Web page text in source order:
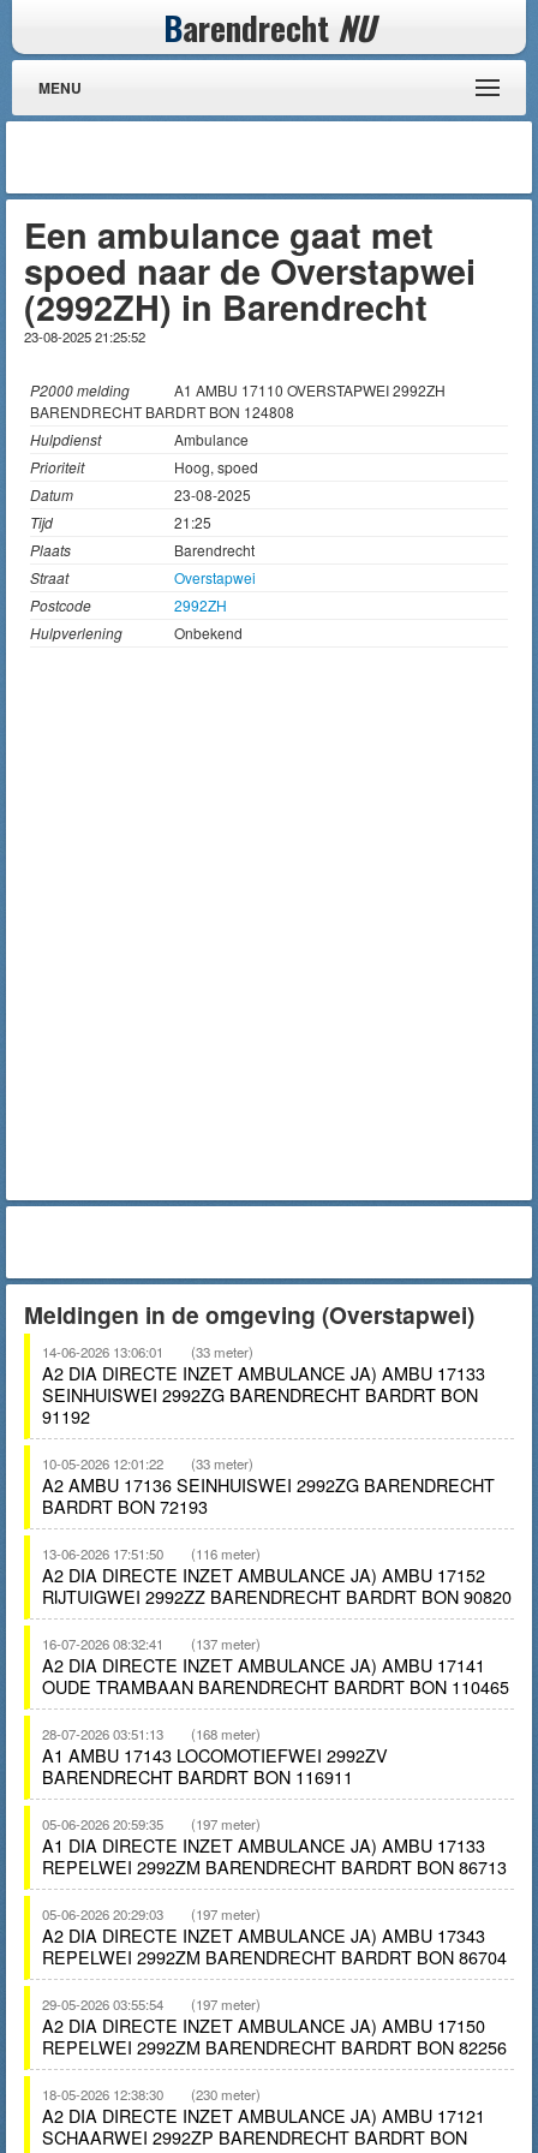
Barendrecht NU
MENU
Een ambulance gaat met
spoed naar de Overstapwei
(2992ZH) in Barendrecht
23-08-2025 21:25:52
P2000 melding
A1 AMBU 17110 OVERSTAPWEI 2992ZH
BARENDRECHT BARDRT BON 124808
Hulpdienst
Ambulance
Prioriteit
Hoog, spoed
Datum
23-08-2025
Tijd
21:25
Plaats
Barendrecht
Straat
Overstapwei
Postcode
2992ZH
Hulpverlening
Onbekend
Meldingen in de omgeving (Overstapwei)
14-06-2026 13:06:01 (33 meter)
A2 DIA DIRECTE INZET AMBULANCE JA) AMBU 17133
SEINHUISWEI 2992ZG BARENDRECHT BARDRT BON
91192
10-05-2026 12:01:22 (33 meter)
A2 AMBU 17136 SEINHUISWEI 2992ZG BARENDRECHT
BARDRT BON 72193
13-06-2026 17:51:50 (116 meter)
A2 DIA DIRECTE INZET AMBULANCE JA) AMBU 17152
RIJTUIGWEI 2992ZZ BARENDRECHT BARDRT BON 90820
16-07-2026 08:32:41 (137 meter)
A2 DIA DIRECTE INZET AMBULANCE JA) AMBU 17141
OUDE TRAMBAAN BARENDRECHT BARDRT BON 110465
28-07-2026 03:51:13 (168 meter)
A1 AMBU 17143 LOCOMOTIEFWEI 2992ZV
BARENDRECHT BARDRT BON 116911
05-06-2026 20:59:35 (197 meter)
A1 DIA DIRECTE INZET AMBULANCE JA) AMBU 17133
REPELWEI 2992ZM BARENDRECHT BARDRT BON 86713
05-06-2026 20:29:03 (197 meter)
A2 DIA DIRECTE INZET AMBULANCE JA) AMBU 17343
REPELWEI 2992ZM BARENDRECHT BARDRT BON 86704
29-05-2026 03:55:54 (197 meter)
A2 DIA DIRECTE INZET AMBULANCE JA) AMBU 17150
REPELWEI 2992ZM BARENDRECHT BARDRT BON 82256
18-05-2026 12:38:30 (230 meter)
A2 DIA DIRECTE INZET AMBULANCE JA) AMBU 17121
SCHAARWEI 2992ZP BARENDRECHT BARDRT BON